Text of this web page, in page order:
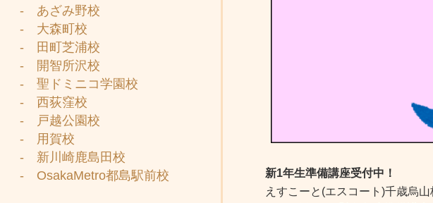
- あざみ野校
- 大森町校
- 田町芝浦校
- 開智所沢校
- 聖ドミニコ学園校
- 西荻窪校
- 戸越公園校
- 用賀校
- 新川崎鹿島田校
- OsakaMetro都島駅前校
新1年生準備講座受付中！
えすこーと(エスコート)千歳烏